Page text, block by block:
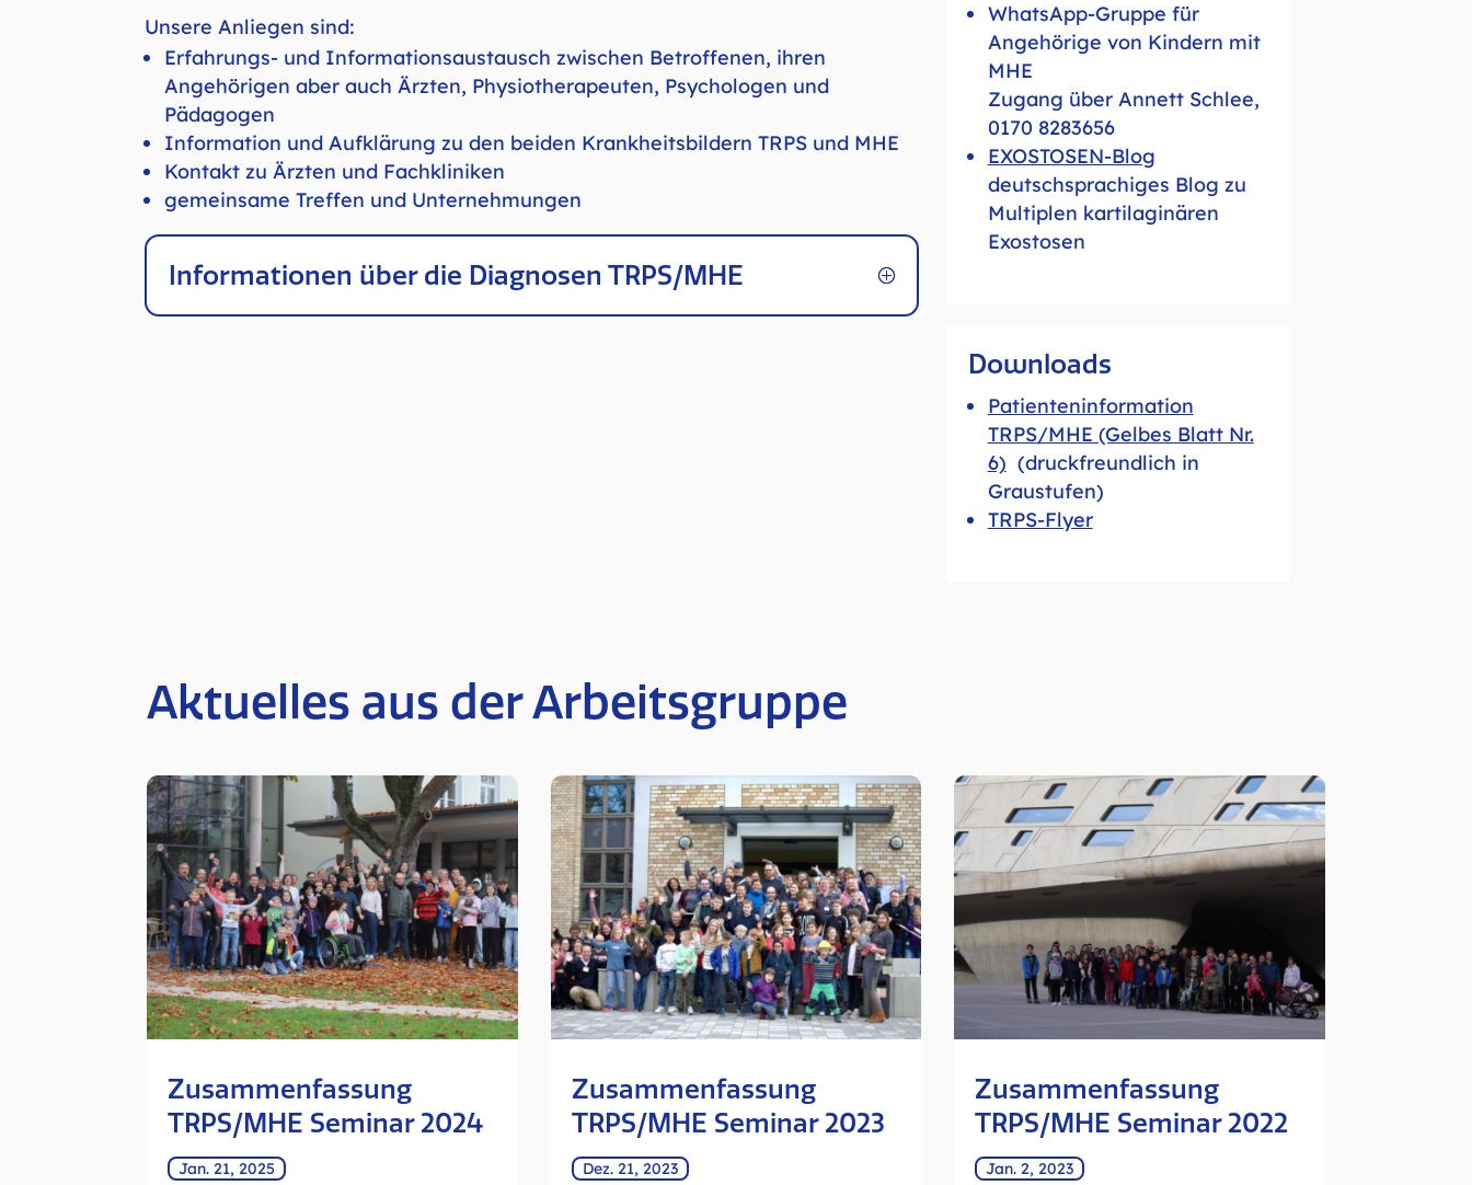
Unsere Anliegen sind:
Erfahrungs- und Informationsaustausch zwischen Betroffenen, ihren
Angehörigen aber auch Ärzten, Physiotherapeuten, Psychologen und
Pädagogen
Information und Aufklärung zu den beiden Krankheitsbildern TRPS und MHE
Kontakt zu Ärzten und Fachkliniken
gemeinsame Treffen und Unternehmungen
Informationen über die Diagnosen TRPS/MHE
WhatsApp-Gruppe für
Angehörige von Kindern mit
MHE
Zugang über Annett Schlee,
0170 8283656
EXOSTOSEN-Blog
deutschsprachiges Blog zu
Multiplen kartilaginären
Exostosen
Downloads
Patienteninformation
TRPS/MHE (Gelbes Blatt Nr.
6) (druckfreundlich in
Graustufen)
TRPS-Flyer
Aktuelles aus der Arbeitsgruppe
Zusammenfassung
TRPS/MHE Seminar 2024
Jan. 21, 2025
Zusammenfassung
TRPS/MHE Seminar 2023
Dez. 21, 2023
Zusammenfassung
TRPS/MHE Seminar 2022
Jan. 2, 2023